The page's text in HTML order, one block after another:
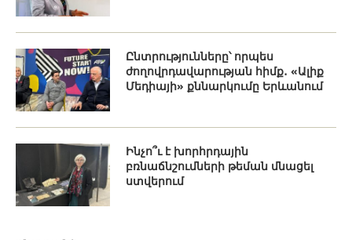
Ընտրությունները՝ որպես
ժողովրդավարության հիմք․ «Ալիք
Մեդիայի» քննարկումը Երևանում
Ինչո՞ւ է խորհրդային
բռնաճնշումների թեման մնացել
ստվերում